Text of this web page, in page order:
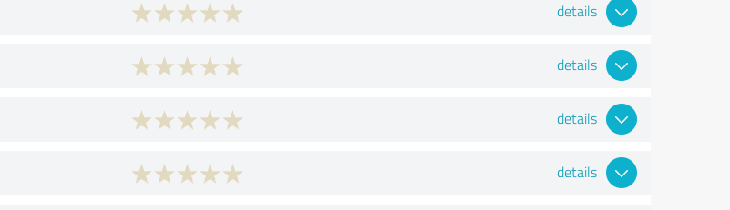
details
details
details
details